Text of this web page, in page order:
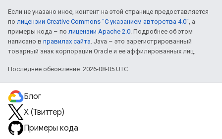
Если не указано иное, контент на этой странице предоставляется
по лицензии Creative Commons "С указанием авторства 4.0", а
примеры кода – по лицензии Apache 2.0. Подробнее об этом
написано в правилах сайта. Java – это зарегистрированный
товарный знак корпорации Oracle и ее аффилированных лиц.
Последнее обновление: 2026-08-05 UTC.
Блог
X (Твиттер)
Примеры кода